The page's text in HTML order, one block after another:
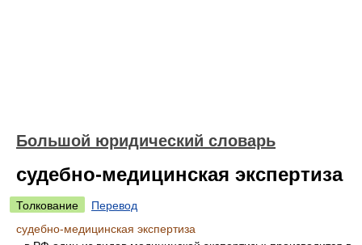
Большой юридический словарь
судебно-медицинская экспертиза
Толкование
Перевод
судебно-медицинская экспертиза